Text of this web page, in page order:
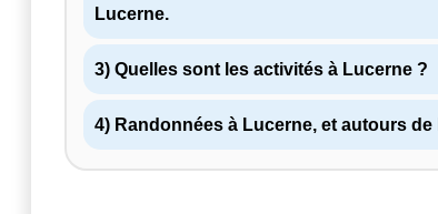
Lucerne.
3) Quelles sont les activités à Lucerne ?
4) Randonnées à Lucerne, et autours de